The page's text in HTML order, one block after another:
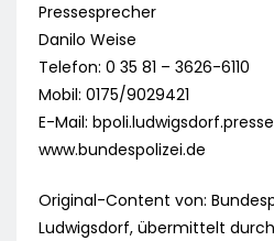
Pressesprecher
Danilo Weise
Telefon: 0 35 81 – 3626-6110
Mobil: 0175/9029421
E-Mail:
www.bundespolizei.de
Original-Content von:
Ludwigsdorf, übermittelt